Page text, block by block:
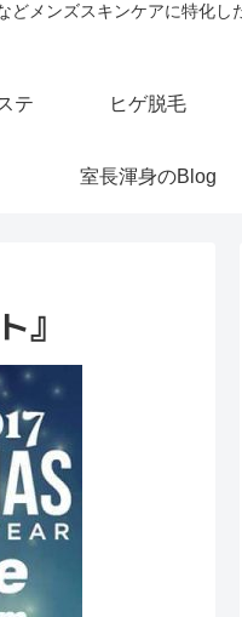
メンズスキンケアに特化
テ ヒゲ脱毛
室長渾身のBlog
』